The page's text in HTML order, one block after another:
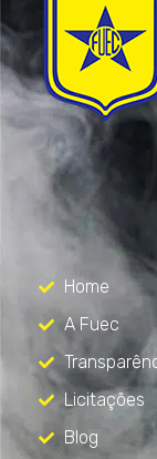
FUEC
Só mais um site WordPress
Menu
Home
A Fuec
Licitações
Blog